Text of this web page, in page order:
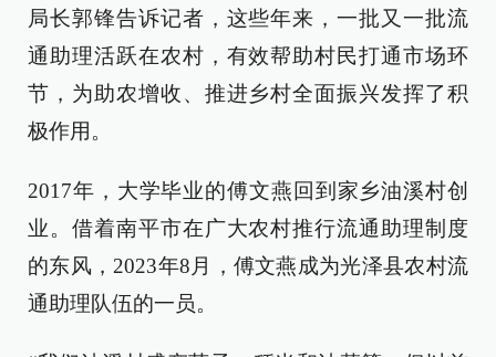
局长郭锋告诉记者，这些年来，一批又一批流
通助理活跃在农村，有效帮助村民打通市场环
节，为助农增收、推进乡村全面振兴发挥了积
极作用。
2017年，大学毕业的傅文燕回到家乡油溪村创
业。借着南平市在广大农村推行流通助理制度
的东风，2023年8月，傅文燕成为光泽县农村流
通助理队伍的一员。